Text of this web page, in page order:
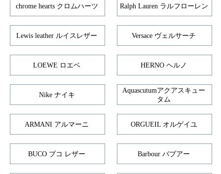
chrome hearts クロムハーツ Ralph Lauren ラルフローレン
Lewis leather ルイスレザー Versace ヴェルサーチ
LOEWE ロエベ HERNO ヘルノ
Nike ナイキ
Aquascutumアクアスキュー
タム
ARMANI アルマーニ ORGUEIL オルゲイユ
BUCO ブコ レザー Barbour バブアー